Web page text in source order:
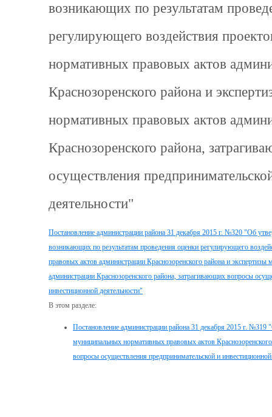
возникающих по результатам
регулирующего воздействия
нормативных правовых актов
Краснозоренского района и
нормативных правовых актов
Краснозоренского района,
осуществления
деятельности"
Постановление администрации района 31 декабря 2015 г. №320 "Об
возникающих по результатам проведения оценки регулирующего
правовых актов администрации Краснозоренского района и
администрации Краснозоренского района, затрагивающих вопросы
инвестиционной деятельности"
В этом разделе:
Постановление администрации района 31 декабря 2015 г. №319
муниципальных нормативных правовых актов
вопросы осуществления предпринимательской и